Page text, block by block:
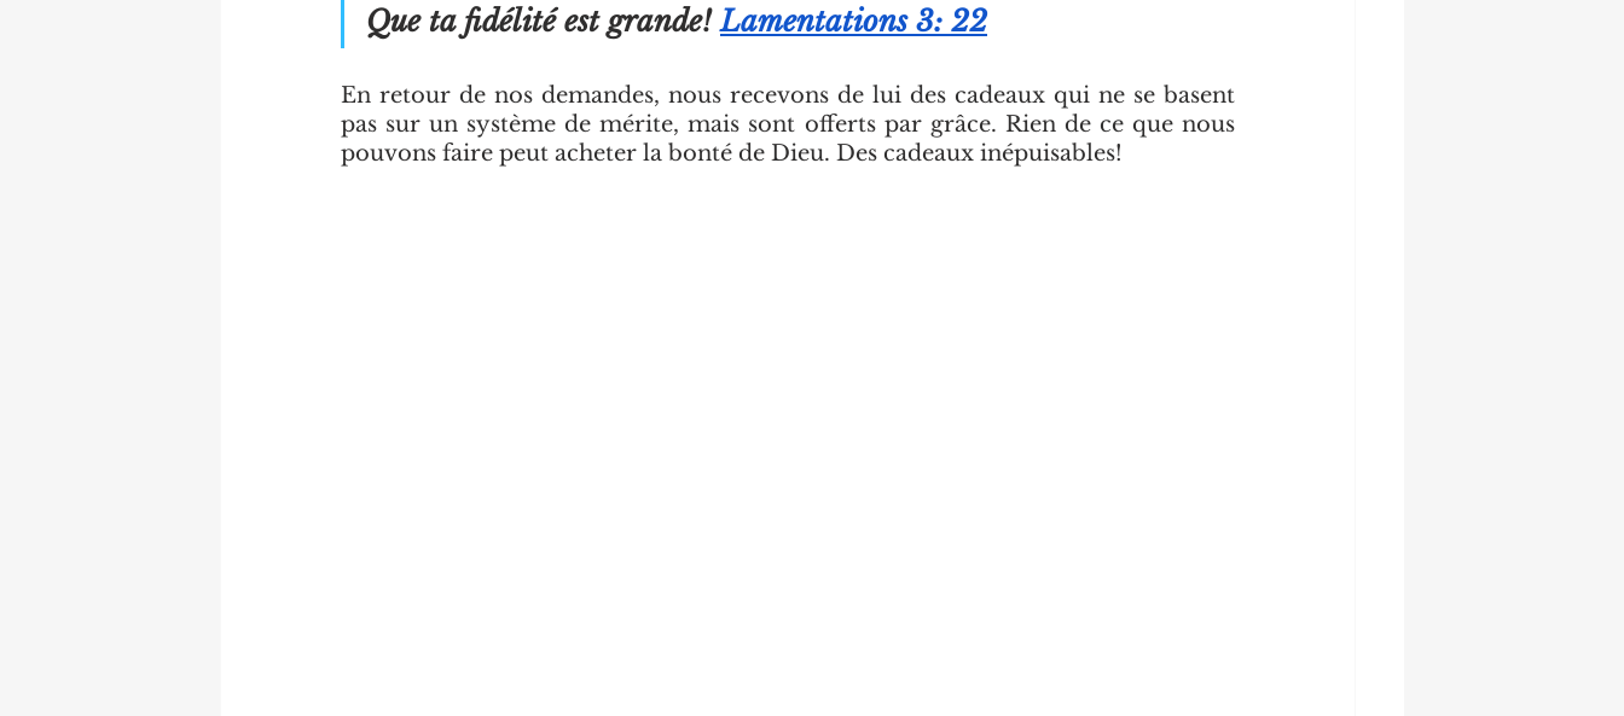
Que ta fidélité est grande! Lamentations 3: 22
En retour de nos demandes, nous recevons de lui des cadeaux qui ne se basent
pas sur un système de mérite, mais sont offerts par grâce. Rien de ce que nous
pouvons faire peut acheter la bonté de Dieu. Des cadeaux inépuisables!